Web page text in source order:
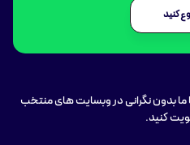
کنید
ما بدون نگرانی در وبسایت های منتخب
کنید.